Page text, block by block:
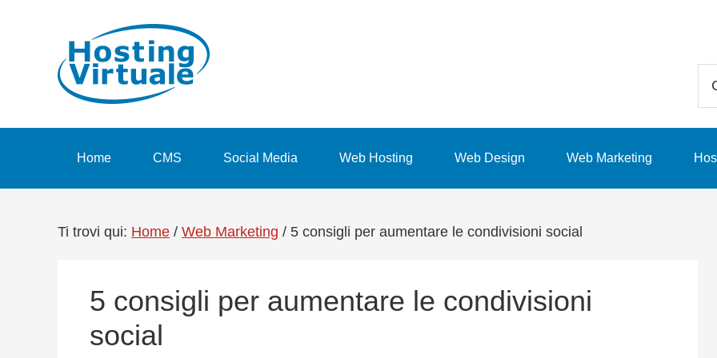
navigazione
contenuto
principale
Home CMS Social Media Web Hosting Web Design Web Marketing
Ti trovi qui: Home / Web Marketing / 5 consigli per aumentare le condivisioni social
5 consigli per aumentare le condivisioni
social